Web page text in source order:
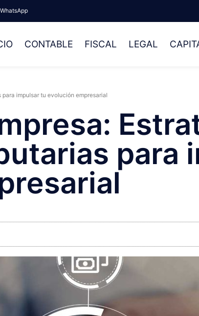
CONTABLE FISCAL LEGAL
impulsar tu evolución empresarial
para